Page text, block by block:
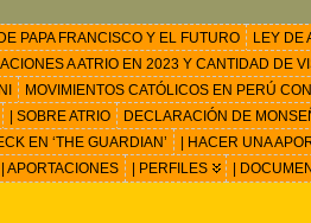
PAPA FRANCISCO Y EL FUTURO LEY DE
A ATRIO EN 2023 Y CANTIDAD DE
MOVIMIENTOS CATÓLICOS EN PERÚ
| SOBRE ATRIO DECLARACIÓN DE
EN ‘THE GUARDIAN’ | HACER UNA
| APORTACIONES | PERFILES |